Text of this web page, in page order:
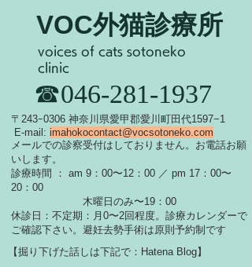
VOC外猫診療所
​☎046-281-1937
​〒243ｰ0306 神奈川県愛甲郡愛川町田代1597−1
E-mail: imahokocontact@vocsotoneko.com
​メールでの診察受付はしておりません。お電話お願
いします。
診療時間 ： am 9：00〜12：00 ／ pm 17：00〜
20：00
木曜日のみ〜19：00
休診日：不定期：月0〜2回程度。診療カレンダーで
ご確認下さい。 ​避妊去勢手術は原則予約制です
voices of cats sotoneko
clinic
【掘り下げた話しは下記で：Hatena Blog】